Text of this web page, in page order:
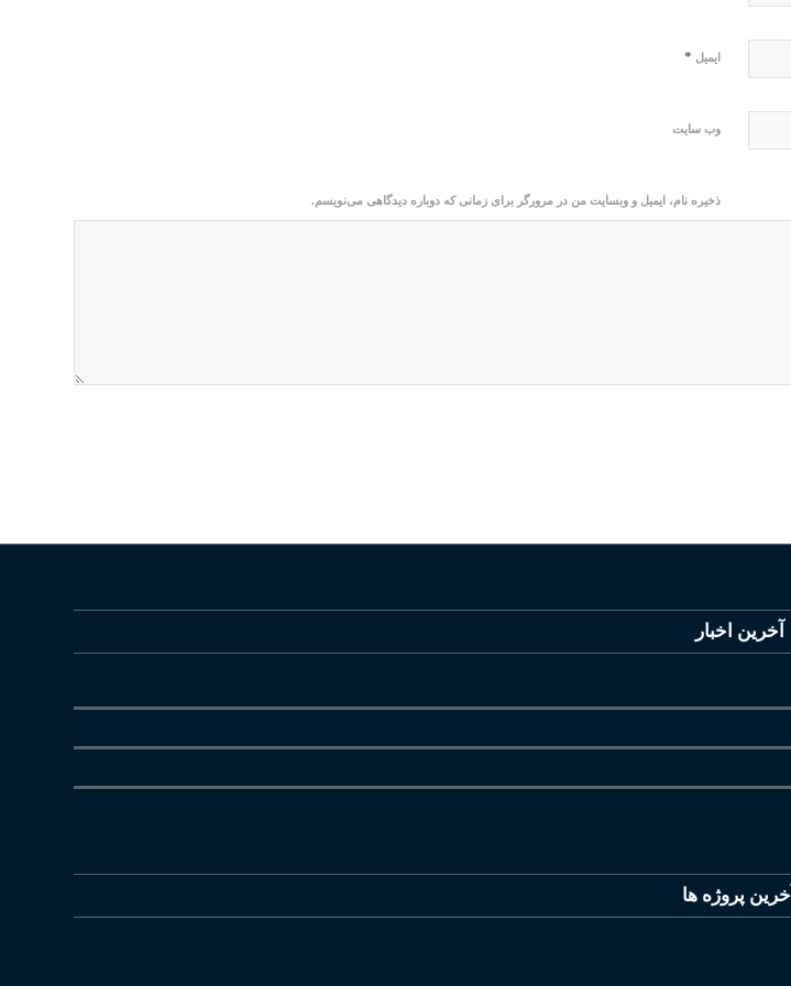
ایمیل *
وب‌ سایت
ذخیره نام، ایمیل و وبسایت من در مرورگر برای زمانی که دوباره دیدگاهی می‌نویسم.
آخرین اخبار
آخرین پروژه ها